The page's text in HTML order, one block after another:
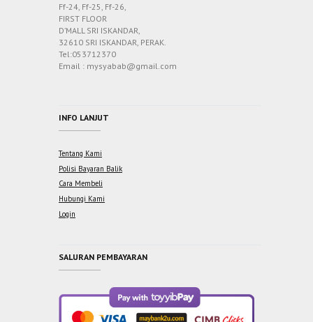
Ff-24, Ff-25, Ff-26,
FIRST FLOOR
D’MALL SRI ISKANDAR,
32610 SRI ISKANDAR, PERAK.
Tel:053712370
Email : mysyabab@gmail.com
INFO LANJUT
Tentang Kami
Polisi Bayaran Balik
Cara Membeli
Hubungi Kami
Login
SALURAN PEMBAYARAN